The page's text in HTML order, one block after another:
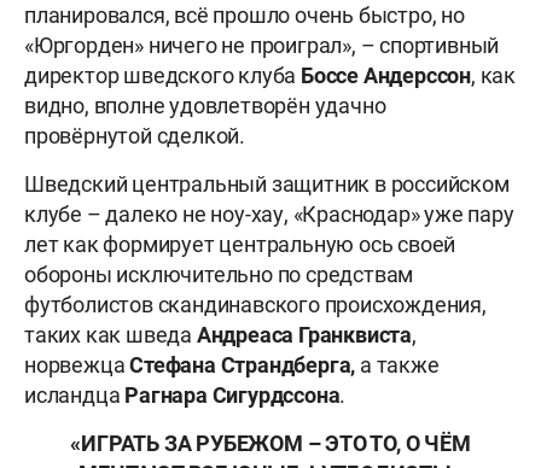
планировался, всё прошло очень быстро, но
«Юргорден» ничего не проиграл», – спортивный
директор шведского клуба Боссе Андерссон, как
видно, вполне удовлетворён удачно
провёрнутой сделкой.
Шведский центральный защитник в российском
клубе – далеко не ноу-хау, «Краснодар» уже пару
лет как формирует центральную ось своей
обороны исключительно по средствам
футболистов скандинавского происхождения,
таких как шведа Андреаса Гранквиста,
норвежцаСтефана Страндберга, а также
исландца Рагнара Сигурдссона.
«ИГРАТЬ ЗА РУБЕЖОМ – ЭТО ТО, О ЧЁМ